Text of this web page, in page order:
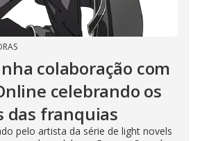
colaboração com
celebrando os
das franquias
pelo artista da série de light novels